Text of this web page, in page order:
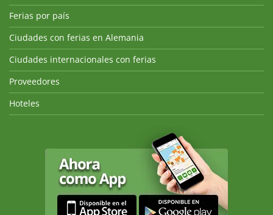
Ferias por país
Ciudades con ferias en Alemania
Ciudades internacionales con ferias
Proveedores
Hoteles